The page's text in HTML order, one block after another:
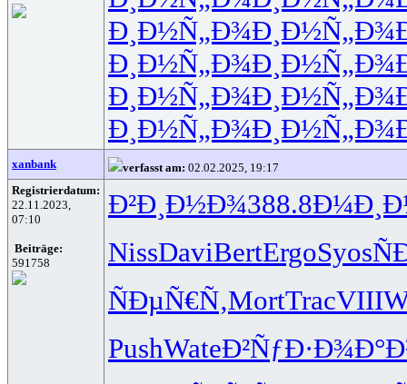
Ð¸Ð½Ñ„Ð¾Ð¸Ð½Ñ„Ð¾
Ð¸Ð½Ñ„Ð¾Ð¸Ð½Ñ„Ð¾
Ð¸Ð½Ñ„Ð¾Ð¸Ð½Ñ„Ð¾
Ð¸Ð½Ñ„Ð¾Ð¸Ð½Ñ„Ð¾
xanbank verfasst am: 02.02.2025, 19:17
Registrierdatum:
22.11.2023,
07:10
Beiträge:
591758
Ð²Ð¸Ð½Ð¾388.8
NissDaviBertErgoSyos
ÑÐµÑ€Ñ‚MortTracVIII
PushWateÐ²ÑƒÐ·Ð¾